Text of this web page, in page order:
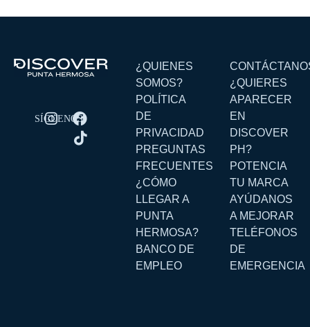
¿QUIENES
SOMOS?
POLÍTICA
DE
PRIVACIDAD
PREGUNTAS
FRECUENTES
¿CÓMO
LLEGAR A
PUNTA
HERMOSA?
BANCO DE
EMPLEO
¿QUIERES
APARECER
EN
DISCOVER
PH?
POTENCIA
TU MARCA
AYÚDANOS
A MEJORAR
TELÉFONOS
DE
EMERGENCIA